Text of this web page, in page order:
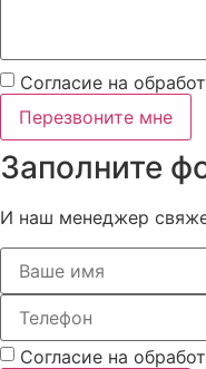
Согласие на
Перезвоните мне
Заполните
И наш менеджер
Согласие на